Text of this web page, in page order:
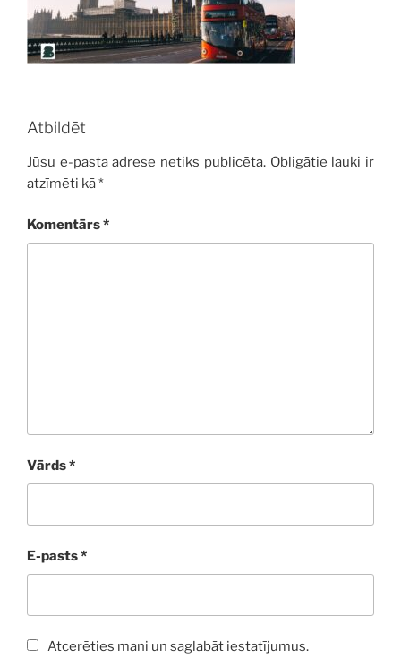
Atbildēt
Jūsu e-pasta adrese netiks publicēta. Obligātie lauki ir
atzīmēti kā*
Komentārs*
Vārds*
E-pasts*
Atcerēties mani un saglabāt iestatījumus.